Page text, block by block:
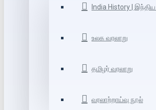
India History |
உலக வரலாறு
தமிழர் வரலாறு
வரலாற்றாய்வு நூல்